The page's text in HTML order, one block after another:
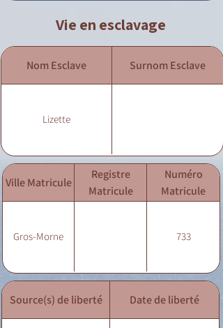
Vie en esclavage
Nom Esclave Surnom Esclave
Lizette
Ville Matricule
Registre
Matricule
Numéro
Matricule
Gros-Morne 733
Source(s) de liberté Date de liberté